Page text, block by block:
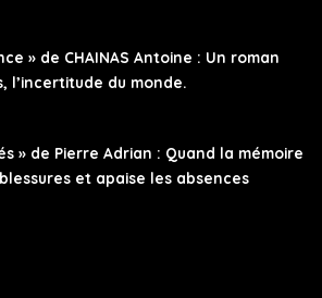
» de CHAINAS Antoine : Un roman
l’incertitude du monde.
» de Pierre Adrian : Quand la mémoire
et apaise les absences